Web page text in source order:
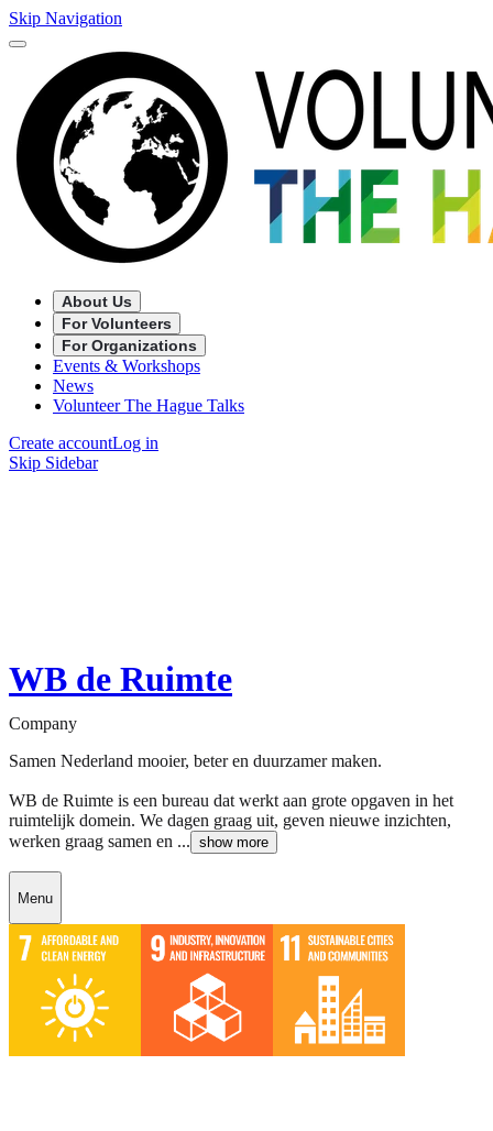
Skip Navigation
About Us
For Volunteers
For Organizations
Events & Workshops
News
Volunteer The Hague Talks
Create accountLog in
Skip Sidebar
WB de Ruimte
Company
Samen Nederland mooier, beter en duurzamer maken.
WB de Ruimte is een bureau dat werkt aan grote opgaven in het
ruimtelijk domein. We dagen graag uit, geven nieuwe inzichten,
werken graag samen en ... show more
Menu